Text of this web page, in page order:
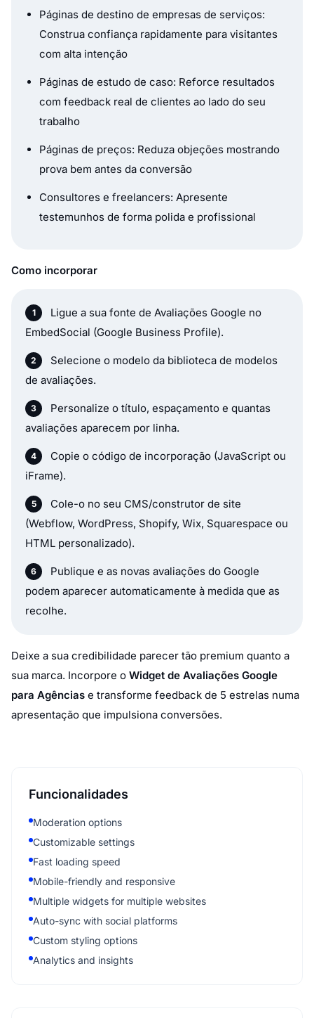
Páginas de destino de empresas de serviços:
Construa confiança rapidamente para visitantes
com alta intenção
Páginas de estudo de caso: Reforce resultados
com feedback real de clientes ao lado do seu
trabalho
Páginas de preços: Reduza objeções mostrando
prova bem antes da conversão
Consultores e freelancers: Apresente
testemunhos de forma polida e profissional
Como incorporar
Ligue a sua fonte de Avaliações Google no
EmbedSocial (Google Business Profile).
Selecione o modelo da biblioteca de modelos
de avaliações.
Personalize o título, espaçamento e quantas
avaliações aparecem por linha.
Copie o código de incorporação (JavaScript ou
iFrame).
Cole-o no seu CMS/construtor de site
(Webflow, WordPress, Shopify, Wix, Squarespace ou
HTML personalizado).
Publique e as novas avaliações do Google
podem aparecer automaticamente à medida que as
recolhe.
Deixe a sua credibilidade parecer tão premium quanto a
sua marca. Incorpore o Widget de Avaliações Google
para Agências e transforme feedback de 5 estrelas numa
apresentação que impulsiona conversões.
Funcionalidades
Moderation options
Customizable settings
Fast loading speed
Mobile-friendly and responsive
Multiple widgets for multiple websites
Auto-sync with social platforms
Custom styling options
Analytics and insights